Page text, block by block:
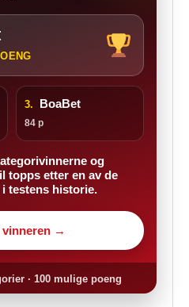
3. BoaBet
84 p
og
topps etter en av de
testens historie.
vinneren →
· 100 mulige poeng